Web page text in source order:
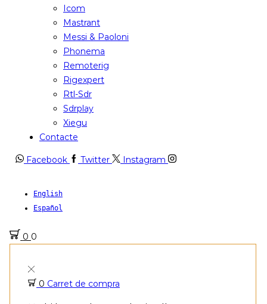
Icom
Mastrant
Messi & Paoloni
Phonema
Remoterig
Rigexpert
Rtl-Sdr
Sdrplay
Xiegu
Contacte
Facebook Twitter Instagram
English
Español
0 0
0 Carret de compra